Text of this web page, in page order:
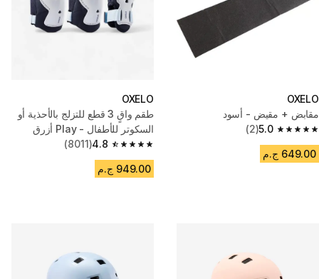
OXELO
مقابض + مقيض - أسود
5.0
5.0 out of 5 stars from 2 reviews
(2)
649.00 ج.م
OXELO
طقم واقٍ 3 قطع للتزلج بالأحذية أو
السكوتر للأطفال - Play أزرق
4.8
4.8 out of 5 stars from 8011 reviews
(8011)
949.00 ج.م